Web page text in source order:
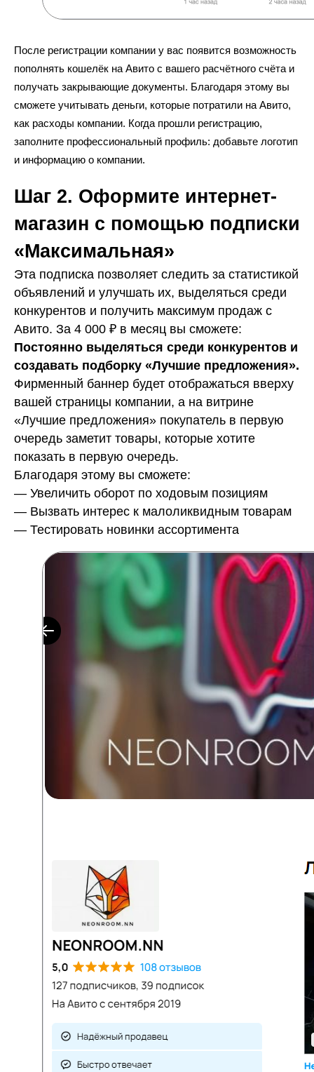
После регистрации компании у вас появится возможность
пополнять кошелёк на Авито с вашего расчётного счёта и
получать закрывающие документы. Благодаря этому вы
сможете учитывать деньги, которые потратили на Авито,
как расходы компании. Когда прошли регистрацию,
заполните профессиональный профиль: добавьте логотип
и информацию о компании.
Шаг 2. Оформите интернет-
магазин с помощью подписки
«Максимальная»
Эта подписка позволяет следить за статистикой
объявлений и улучшать их, выделяться среди
конкурентов и получить максимум продаж с
Авито. За 4 000 ₽ в месяц вы сможете:
Постоянно выделяться среди конкурентов и
создавать подборку «Лучшие предложения».
Фирменный баннер будет отображаться вверху
вашей страницы компании, а на витрине
«Лучшие предложения» покупатель в первую
очередь заметит товары, которые хотите
показать в первую очередь.
Благодаря этому вы сможете:
— Увеличить оборот по ходовым позициям
— Вызвать интерес к малоликвидным товарам
— Тестировать новинки ассортимента